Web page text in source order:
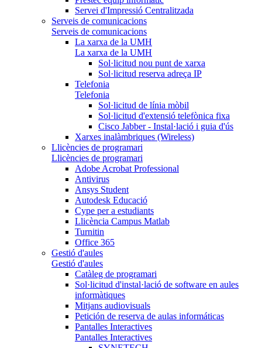
Servei d'Impressió Centralitzada
Serveis de comunicacions
Serveis de comunicacions
La xarxa de la UMH
La xarxa de la UMH
Sol·licitud nou punt de xarxa
Sol·licitud reserva adreça IP
Telefonia
Telefonia
Sol·licitud de línia mòbil
Sol·licitud d'extensió telefònica fixa
Cisco Jabber - Instal·lació i guia d'ús
Xarxes inalàmbriques (Wireless)
Llicències de programari
Llicències de programari
Adobe Acrobat Professional
Antivirus
Ansys Student
Autodesk Educació
Cype per a estudiants
Llicència Campus Matlab
Turnitin
Office 365
Gestió d'aules
Gestió d'aules
Catàleg de programari
Sol·licitud d'instal·lació de software en aules
informàtiques
Mitjans audiovisuals
Petición de reserva de aulas informáticas
Pantalles Interactives
Pantalles Interactives